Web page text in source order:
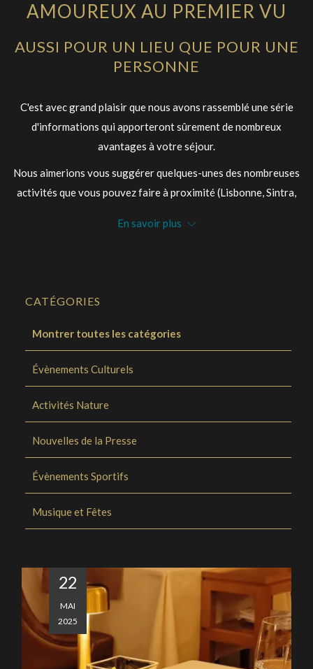
AMOUREUX AU PREMIER VU
AUSSI POUR UN LIEU QUE POUR UNE
PERSONNE
C'est avec grand plaisir que nous avons rassemblé une série
d'informations qui apporteront sûrement de nombreux
avantages à votre séjour.
Nous aimerions vous suggérer quelques-unes des nombreuses
activités que vous pouvez faire à proximité (Lisbonne, Sintra,
Balades à cheval
Musées
Itinéraires touristiques
Bibliothèques
Des plages
Spectacles de musique et de danse
Parcs et Jardins
Visites guidées
Le golf
Casinos
Palais et Châteaux
Marina
Des sports
En savoir plus
CATÉGORIES
Montrer toutes les catégories
Évènements Culturels
Activités Nature
Nouvelles de la Presse
Évènements Sportifs
Musique et Fêtes
22
MAI
2025